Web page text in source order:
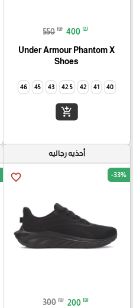
550 ₪ 400 ₪
Under Armour Phantom X
Shoes
40
41
42
42.5
43
45
46
add_shopping_cart
أحذيه رجاليه
favorite_border -33%
300 ₪ 200 ₪